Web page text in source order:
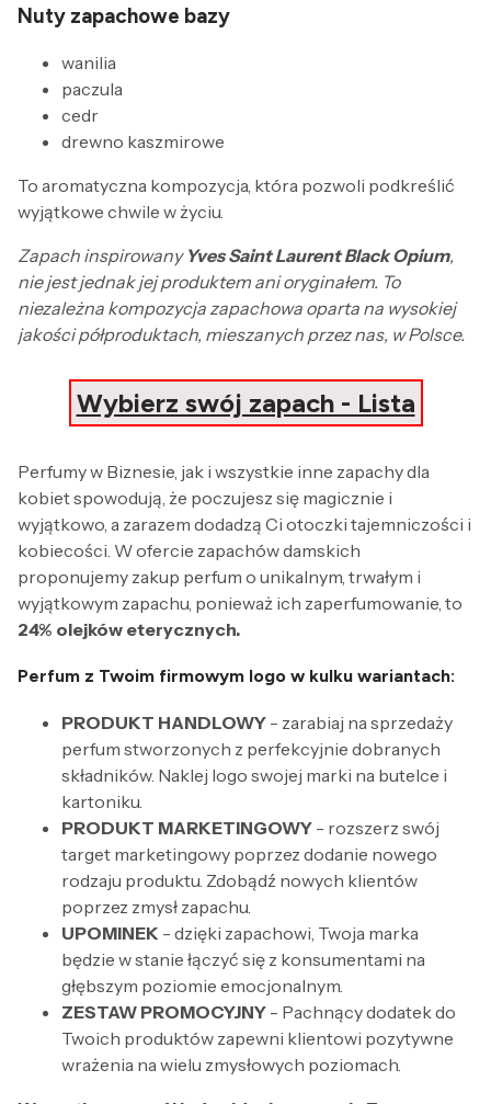
Nuty zapachowe bazy
wanilia
paczula
cedr
drewno kaszmirowe
To aromatyczna kompozycja, która pozwoli podkreślić
wyjątkowe chwile w życiu.
Zapach inspirowany Yves Saint Laurent Black Opium,
nie jest jednak jej produktem ani oryginałem. To
niezależna kompozycja zapachowa oparta na wysokiej
jakości półproduktach, mieszanych przez nas, w Polsce.
Wybierz swój zapach - Lista
Perfumy w Biznesie, jak i wszystkie inne zapachy dla
kobiet spowodują, że poczujesz się magicznie i
wyjątkowo, a zarazem dodadzą Ci otoczki tajemniczości i
kobiecości. W ofercie zapachów damskich
proponujemy zakup perfum o unikalnym, trwałym i
wyjątkowym zapachu, ponieważ ich zaperfumowanie, to
24% olejków eterycznych.
Perfum z Twoim firmowym logo w kulku wariantach:
PRODUKT HANDLOWY - zarabiaj na sprzedaży
perfum stworzonych z perfekcyjnie dobranych
składników. Naklej logo swojej marki na butelce i
kartoniku.
PRODUKT MARKETINGOWY - rozszerz swój
target marketingowy poprzez dodanie nowego
rodzaju produktu. Zdobądź nowych klientów
poprzez zmysł zapachu.
UPOMINEK - dzięki zapachowi, Twoja marka
będzie w stanie łączyć się z konsumentami na
głębszym poziomie emocjonalnym.
ZESTAW PROMOCYJNY - Pachnący dodatek do
Twoich produktów zapewni klientowi pozytywne
wrażenia na wielu zmysłowych poziomach.